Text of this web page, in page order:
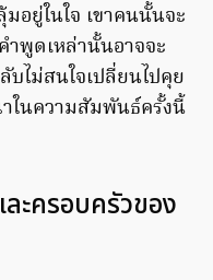
ยู่ในใจ เขาคนนั้นจะ
ำพูดเหล่านั้นอาจจะ
บไม่สนใจเปลี่ยนไปคุย
ในความสัมพันธ์ครั้งนี้
ละครอบครัวของ